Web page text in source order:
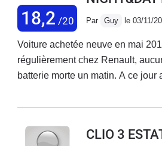
18,2 /20 Par Guy le 03/11/
Voiture achetée neuve en mai
régulièrement chez Renault,
batterie morte un matin. A ce jour
CLIO 3